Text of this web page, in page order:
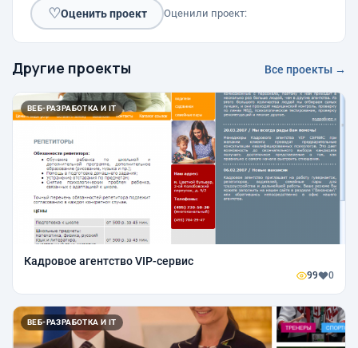
♡Оценить проект Оценили проект:
Другие проекты Все проекты →
ВЕБ-РАЗРАБОТКА И IT
Кадровое агентство VIP-cервис
99 0
ВЕБ-РАЗРАБОТКА И IT